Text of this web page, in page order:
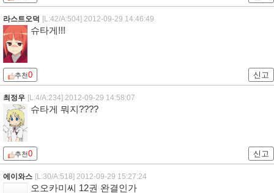
라스트오덕 [L:42/A:504] 2012-09-29 14:46:49
슈타게!!!
추천0 신고
최정우 [L:4/A:234] 2012-09-29 14:58:07
슈타게 뭐지????
추천0 신고
에이와스 [L:30/A:518] 2012-09-29 15:27:24
오오카미씨 12권 완결인가